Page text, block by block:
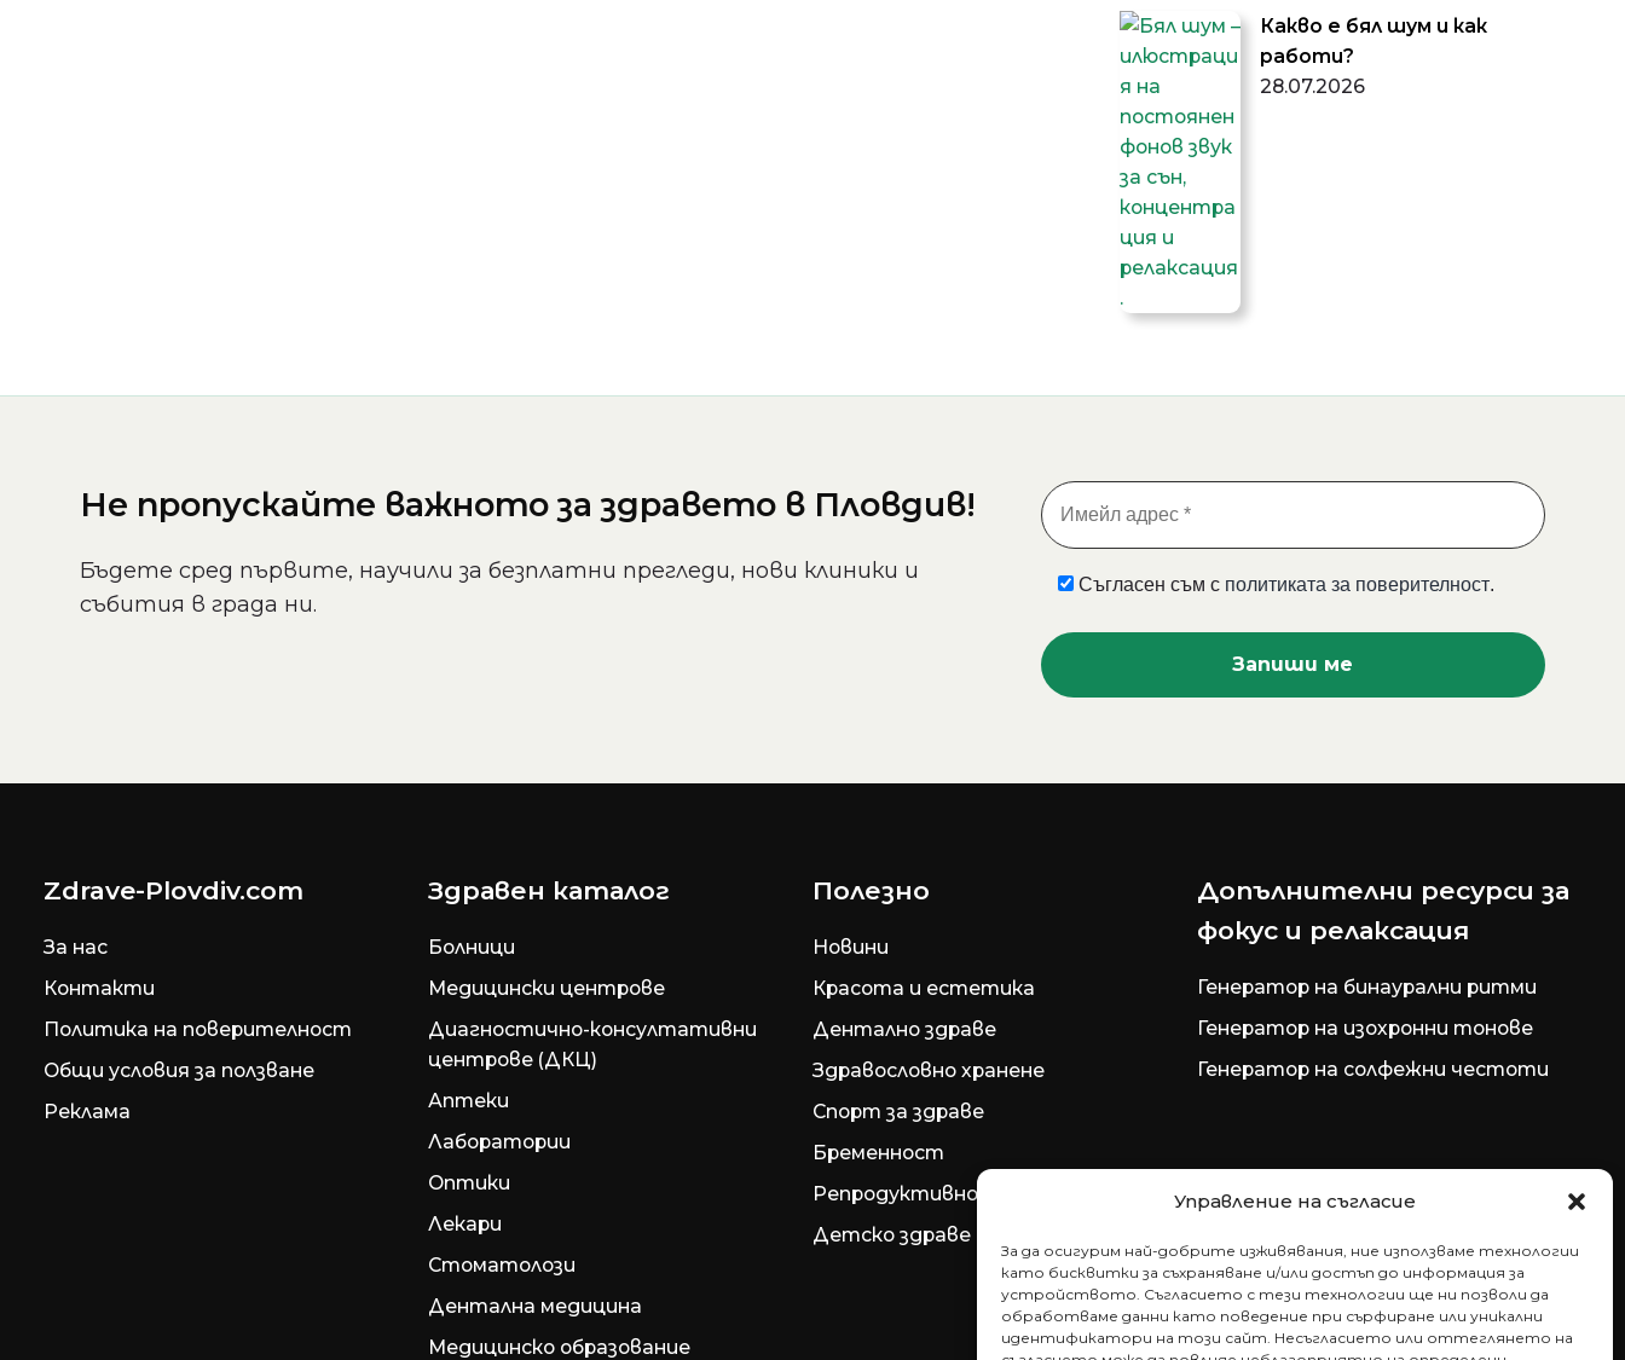
Управление на съгласие
За да осигурим най-добрите изживявания, ние използваме технологии
като бисквитки за съхраняване и/или достъп до информация за
устройството. Съгласието с тези технологии ще ни позволи да
обработваме данни като поведение при сърфиране или уникални
идентификатори на този сайт. Несъгласието или оттеглянето на
Какво е бял шум и как
работи?
28.07.2026
Не пропускайте важното за здравето в Пловдив!
Бъдете сред първите, научили за безплатни прегледи, нови клиники и
събития в града ни.
Съгласен съм с политиката за поверителност.
Zdrave-Plovdiv.com
За нас
Контакти
Политика на поверителност
Общи условия за ползване
Реклама
Здравен каталог
Болници
Медицински центрове
Диагностично-консултативни
центрове (ДКЦ)
Аптеки
Лаборатории
Оптики
Лекари
Стоматолози
Дентална медицина
Медицинско образование
Полезно
Новини
Красота и естетика
Дентално здраве
Здравословно хранене
Спорт за здраве
Бременност
Репродуктивно здраве
Детско здраве
Допълнителни ресурси за
фокус и релаксация
Генератор на бинаурални ритми
Генератор на изохронни тонове
Генератор на солфежни честоти